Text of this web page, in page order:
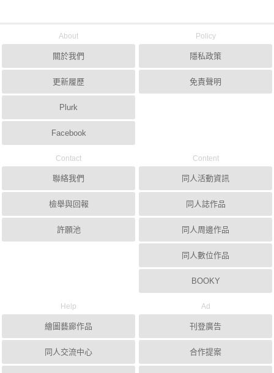
About
關於我們
更新履歷
Plurk
Facebook
Policy
隱私政策
免責聲明
Contact
聯絡我們
檢舉與回報
許願池
Content
同人活動資訊
同人誌作品
同人周邊作品
同人數位作品
BOOKY
Help
繪圖藝廊作品
同人交流中心
Ad
刊登廣告
合作提案